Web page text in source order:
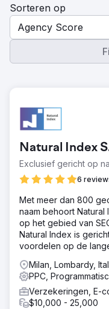
Sorteren op
Agency Score
Natural Index
Exclusief gericht op
6
Met meer dan 800
naam behoort
op het gebied van
Natural Index is
voordelen op de
Milan, Lombardy,
PPC,
Verzekeringen, E-
$10,000 - 25,000